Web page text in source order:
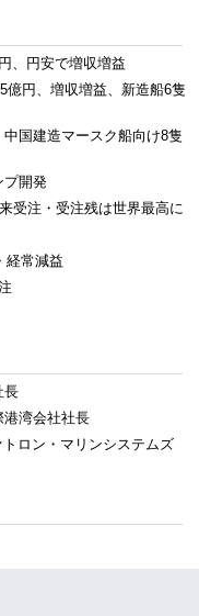
、円安で増収増益
億円、増収増益、新造船6隻
国建造マースク船向け8隻
プ開発
受注・受注残は世界最高に
経常減益
長
港湾会社社長
トロン・マリンシステムズ